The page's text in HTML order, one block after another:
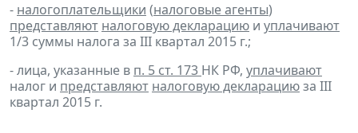
- налогоплательщики (налоговые агенты)
представляют налоговую декларацию и уплачивают
1/3 суммы налога за III квартал 2015 г.;
- лица, указанные в п. 5 ст. 173 НК РФ, уплачивают
налог и представляют налоговую декларациюза III
квартал 2015 г.